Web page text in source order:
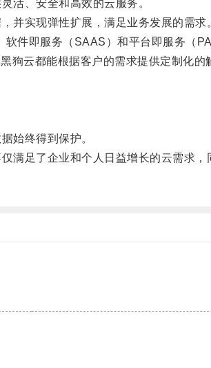
、安全和高效的云服务。
实现弹性扩展，满足业务发展的需求
件即服务（SAAS）和平台即服务（
云都能根据客户的需求提供定制化的
始终得到保护。
足了企业和个人日益增长的云需求，